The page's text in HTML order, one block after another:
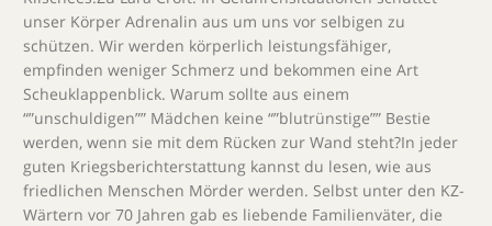
unser Körper Adrenalin aus um uns vor selbigen zu
schützen. Wir werden körperlich leistungsfähiger,
empfinden weniger Schmerz und bekommen eine Art
Scheuklappenblick. Warum sollte aus einem
“”unschuldigen”” Mädchen keine “”blutrünstige”” Bestie
werden, wenn sie mit dem Rücken zur Wand steht?In jeder
guten Kriegsberichterstattung kannst du lesen, wie aus
friedlichen Menschen Mörder werden. Selbst unter den KZ-
Wärtern vor 70 Jahren gab es liebende Familienväter, die